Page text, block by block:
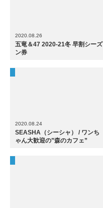
2020.08.26
五竜＆47 2020-21冬 早割シーズ
ン券
2020.08.24
SEASHA（シーシャ） / ワンち
ゃん大歓迎の”森のカフェ”